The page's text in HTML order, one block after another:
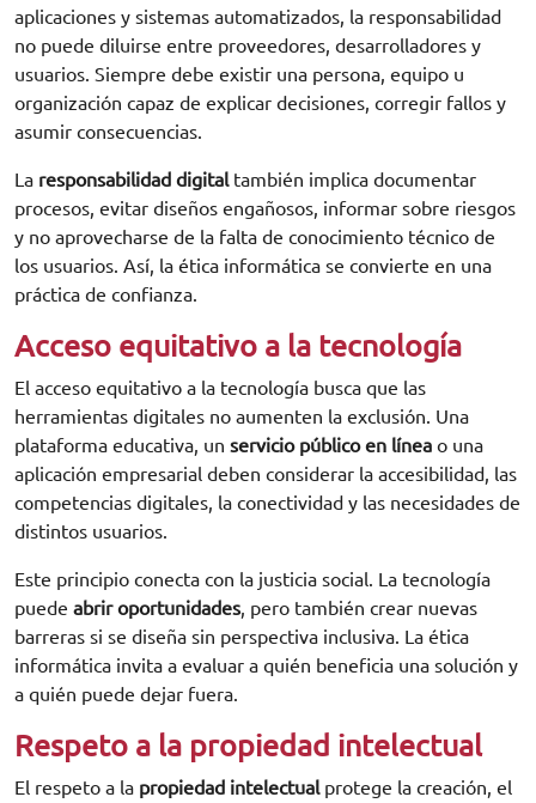
aplicaciones y sistemas automatizados, la responsabilidad
no puede diluirse entre proveedores, desarrolladores y
usuarios. Siempre debe existir una persona, equipo u
organización capaz de explicar decisiones, corregir fallos y
asumir consecuencias.
La responsabilidad digitaltambién implica documentar
procesos, evitar diseños engañosos, informar sobre riesgos
y no aprovecharse de la falta de conocimiento técnico de
los usuarios. Así, la ética informática se convierte en una
práctica de confianza.
Acceso equitativo a la tecnología
El acceso equitativo a la tecnología busca que las
herramientas digitales no aumenten la exclusión. Una
plataforma educativa, un servicio público en línea o una
aplicación empresarial deben considerar la accesibilidad, las
competencias digitales, la conectividad y las necesidades de
distintos usuarios.
Este principio conecta con la justicia social. La tecnología
puede abrir oportunidades, pero también crear nuevas
barreras si se diseña sin perspectiva inclusiva. La ética
informática invita a evaluar a quién beneficia una solución y
a quién puede dejar fuera.
Respeto a la propiedad intelectual
El respeto a la propiedad intelectualprotege la creación, el